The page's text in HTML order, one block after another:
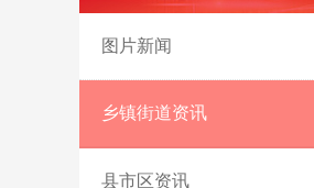
图片新闻
乡镇街道资讯
县市区资讯